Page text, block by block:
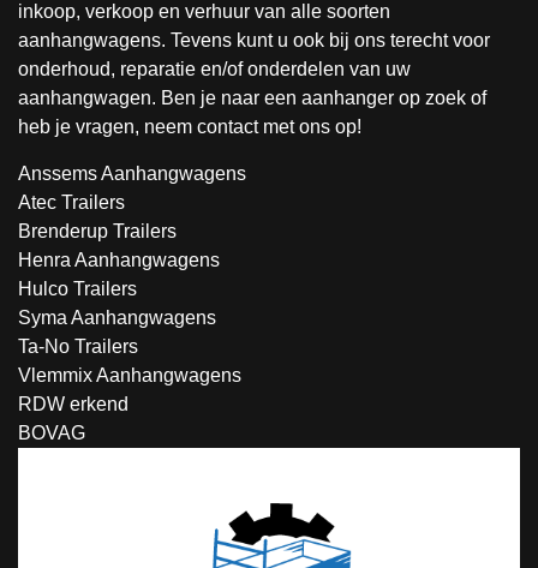
inkoop, verkoop en verhuur van alle soorten
aanhangwagens. Tevens kunt u ook bij ons terecht voor
onderhoud, reparatie en/of onderdelen van uw
aanhangwagen. Ben je naar een aanhanger op zoek of
heb je vragen, neem contact met ons op!
Anssems Aanhangwagens
Atec Trailers
Brenderup Trailers
Henra Aanhangwagens
Hulco Trailers
Syma Aanhangwagens
Ta-No Trailers
Vlemmix Aanhangwagens
RDW erkend
BOVAG